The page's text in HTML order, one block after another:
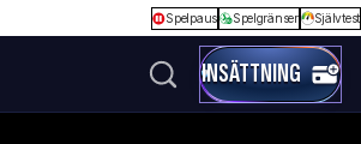
Spelpaus Spelgränser Självtest
INSÄTTNING